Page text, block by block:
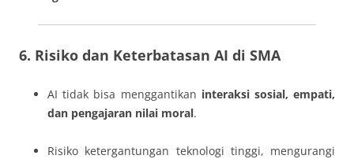
6. Risiko dan Keterbatasan AI di SMA
AI tidak bisa menggantikan interaksi sosial, empati,
dan pengajaran nilai moral.
Risiko ketergantungan teknologi tinggi, mengurangi